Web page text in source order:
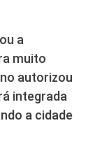
a
muito
autorizou
integrada
a cidade